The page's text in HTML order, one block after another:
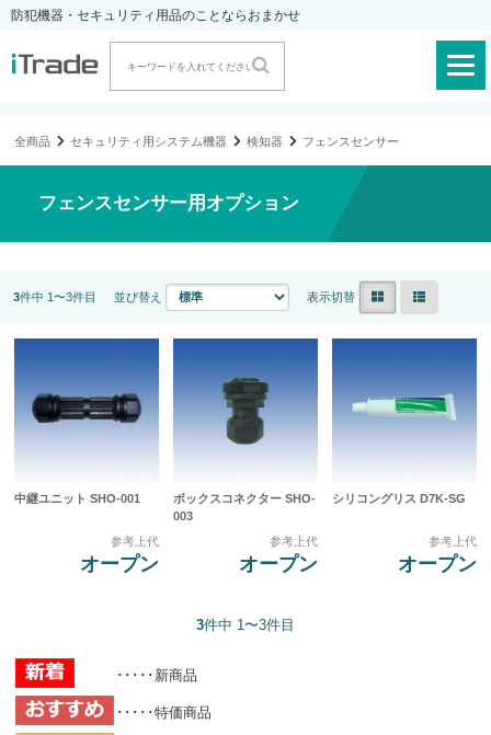
防犯機器・セキュリティ用品のことならおまかせ
全商品 セキュリティ用システム機器 検知器 フェンスセンサー
フェンスセンサー用オプション
3件中 1〜3件目 並び替え 表示切替
中継ユニット SHO-001
参考上代
オープン
ボックスコネクター SHO-
003
参考上代
オープン
シリコングリス D7K-SG
参考上代
オープン
3件中 1〜3件目
･････新商品
･････特価商品